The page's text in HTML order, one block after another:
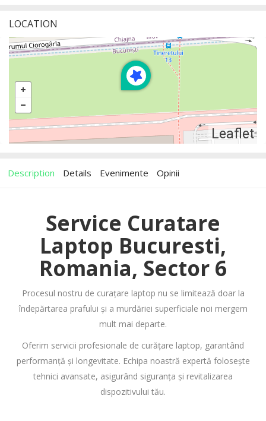
LOCATION
Leaflet
Description Details Evenimente Opinii
Service Curatare
Laptop Bucuresti,
Romania, Sector 6
Procesul nostru de curațare laptop nu se limitează doar la
îndepărtarea prafului și a murdăriei superficiale noi mergem
mult mai departe.
Oferim servicii profesionale de curățare laptop, garantând
performanță și longevitate. Echipa noastră expertă folosește
tehnici avansate, asigurând siguranța și revitalizarea
dispozitivului tău.